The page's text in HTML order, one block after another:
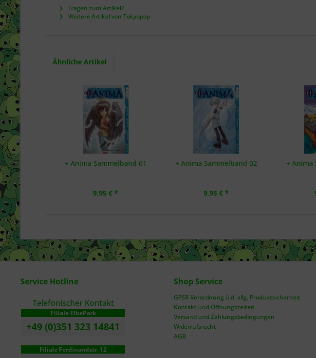
Fragen zum Artikel?
Weitere Artikel von Tokyopop
Ähnliche Artikel
+ Anima Sammelband 01
9,95 € *
+ Anima Sammelband 02
9,95 € *
+ Anima
Service Hotline
Telefonischer Kontakt
Filiale ElbePark
+49 (0)351 323 14841
Filiale Ferdinandstr. 12
Shop Service
GPSR Verordnung ü.d. allg. Produktsicherheit
Kontakt und Öffnungszeiten
Versand und Zahlungsbedingungen
Widerrufsrecht
AGB